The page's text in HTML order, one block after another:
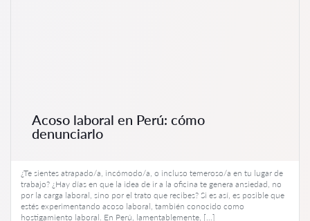
Acoso laboral en Perú: cómo
denunciarlo
¿Te sientes atrapado/a, incómodo/a, o incluso temeroso/a en tu lugar de
trabajo? ¿Hay días en que la idea de ir a la oficina te genera ansiedad, no
por la carga laboral, sino por el trato que recibes? Si es así, es posible que
estés experimentando acoso laboral, también conocido como
hostigamiento laboral. En Perú, lamentablemente, […]